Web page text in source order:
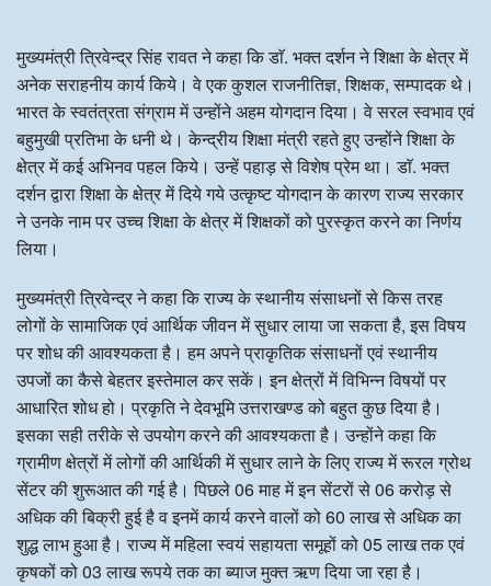
मुख्यमंत्री त्रिवेन्द्र सिंह रावत ने कहा कि डाॅ. भक्त दर्शन ने शिक्षा के क्षेत्र में
अनेक सराहनीय कार्य किये। वे एक कुशल राजनीतिज्ञ, शिक्षक, सम्पादक थे।
भारत के स्वतंत्रता संग्राम में उन्होंने अहम योगदान दिया। वे सरल स्वभाव एवं
बहुमुखी प्रतिभा के धनी थे। केन्द्रीय शिक्षा मंत्री रहते हुए उन्होंने शिक्षा के
क्षेत्र में कई अभिनव पहल किये। उन्हें पहाड़ से विशेष प्रेम था। डाॅ. भक्त
दर्शन द्वारा शिक्षा के क्षेत्र में दिये गये उत्कृष्ट योगदान के कारण राज्य सरकार
ने उनके नाम पर उच्च शिक्षा के क्षेत्र में शिक्षकों को पुरस्कृत करने का निर्णय
लिया।
मुख्यमंत्री त्रिवेन्द्र ने कहा कि राज्य के स्थानीय संसाधनों से किस तरह
लोगों के सामाजिक एवं आर्थिक जीवन में सुधार लाया जा सकता है, इस विषय
पर शोध की आवश्यकता है। हम अपने प्राकृतिक संसाधनों एवं स्थानीय
उपजों का कैसे बेहतर इस्तेमाल कर सकें। इन क्षेत्रों में विभिन्न विषयों पर
आधारित शोध हो। प्रकृति ने देवभूमि उत्तराखण्ड को बहुत कुछ दिया है।
इसका सही तरीके से उपयोग करने की आवश्यकता है। उन्होंने कहा कि
ग्रामीण क्षेत्रों में लोगों की आर्थिकी में सुधार लाने के लिए राज्य में रूरल ग्रोथ
सेंटर की शुरूआत की गई है। पिछले 06 माह में इन सेंटरों से 06 करोड़ से
अधिक की बिक्री हुई है व इनमें कार्य करने वालों को 60 लाख से अधिक का
शुद्ध लाभ हुआ है। राज्य में महिला स्वयं सहायता समूहों को 05 लाख तक एवं
कृषकों को 03 लाख रूपये तक का ब्याज मुक्त ऋण दिया जा रहा है।